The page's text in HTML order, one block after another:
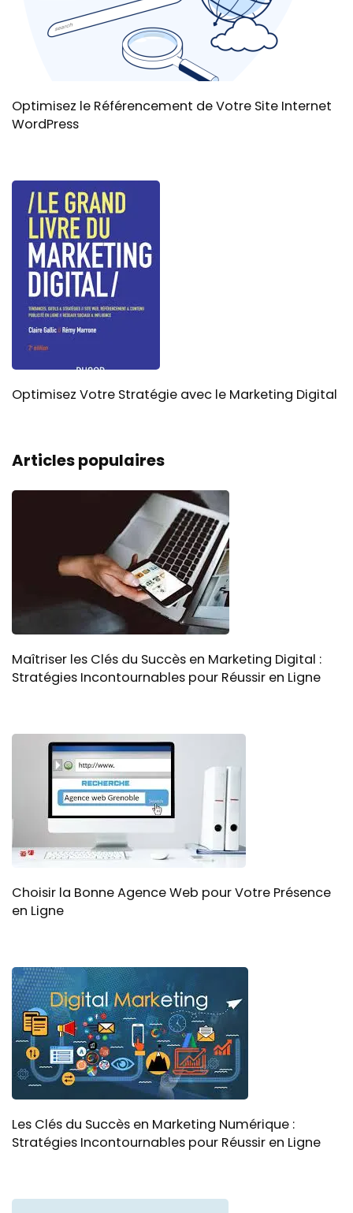
Optimisez le Référencement de Votre Site Internet
WordPress
Optimisez Votre Stratégie avec le Marketing Digital
Articles populaires
Maîtriser les Clés du Succès en Marketing Digital :
Stratégies Incontournables pour Réussir en Ligne
Choisir la Bonne Agence Web pour Votre Présence
en Ligne
Les Clés du Succès en Marketing Numérique :
Stratégies Incontournables pour Réussir en Ligne